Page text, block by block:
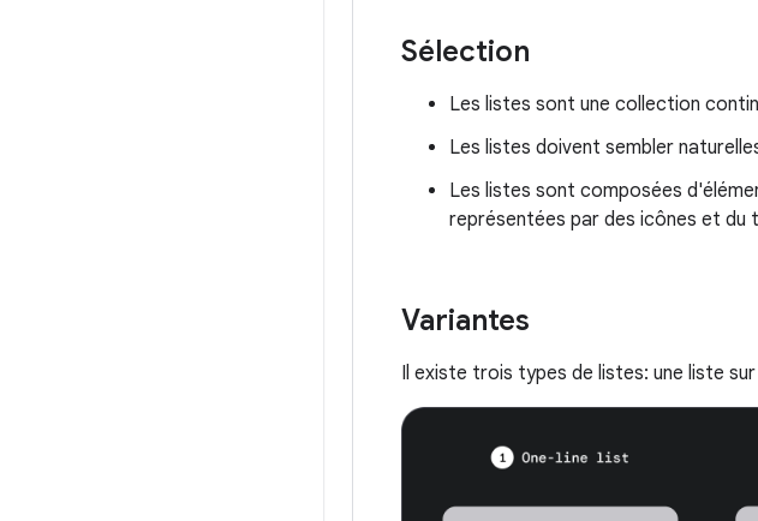
Sélection
Les listes sont une collection
Les listes doivent sembler
Les listes sont composées
représentées par des icônes et du
Variantes
Il existe trois types de listes: une liste